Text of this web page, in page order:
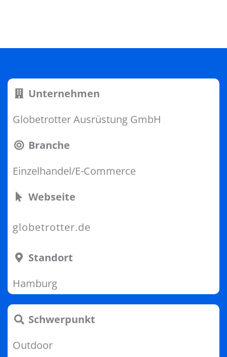
Unternehmen
Globetrotter Ausrüstung GmbH
Branche
Einzelhandel/E-Commerce
Webseite
globetrotter.de
Standort
Hamburg
Schwerpunkt
Outdoor